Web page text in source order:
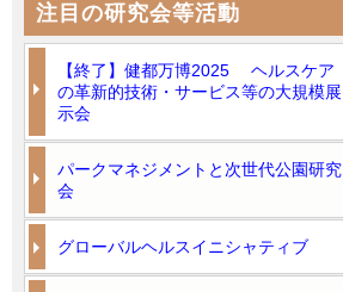
注目の研究会等活動
【終了】健都万博2025 ヘルスケア
の革新的技術・サービス等の大規模展
示会
パークマネジメントと次世代公園研究
会
グローバルヘルスイニシャティブ